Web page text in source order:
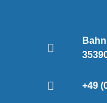
+49